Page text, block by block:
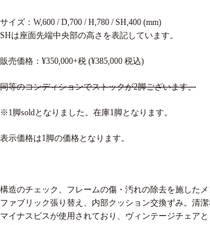
サイズ：W,600 / D,700 / H,780 / SH,400 (mm)
SHは座面先端中央部の高さを表記しています。
販売価格：¥350,000+税 (¥385,000 税込)
同等のコンディションでストックが2脚ございます。
※1脚soldとなりました。在庫1脚となります。
表示価格は1脚の価格となります。
構造のチェック、フレームの傷・汚れの除去を施したメ
ファブリック張り替え、内部クッション交換ずみ。清
マイナスビスが使用されており、ヴィンテージチェアと